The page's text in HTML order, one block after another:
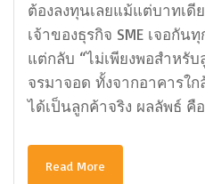
ต้องลงทุนเลยแม้แต่บาทเ
เจ้าของธุรกิจ SME เจอกั
แต่กลับ “ไม่เพียงพอสำหรั
จรมาจอด ทั้งจากอาคารใ
ได้เป็นลูกค้าจริง ผลลัพธ์ คื
Read More